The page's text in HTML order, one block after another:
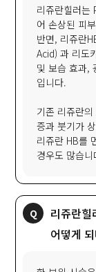
리쥬란힐러는
어 손상된 피
반면, 리쥬란
Acid) 과 리도
및 보습 효과,
입니다.
기존 리쥬란
증과 붓기가
리쥬란 HB를
경우도 많습니
리쥬란힐
어떻게